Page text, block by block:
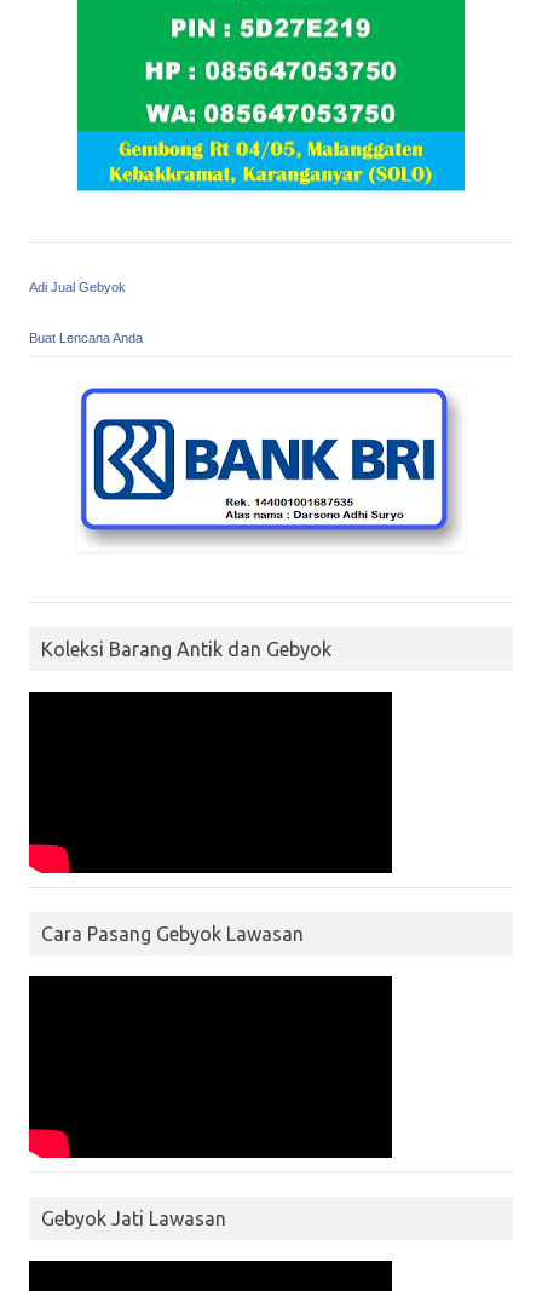
Adi Jual Gebyok
Buat Lencana Anda
Koleksi Barang Antik dan Gebyok
Cara Pasang Gebyok Lawasan
Gebyok Jati Lawasan